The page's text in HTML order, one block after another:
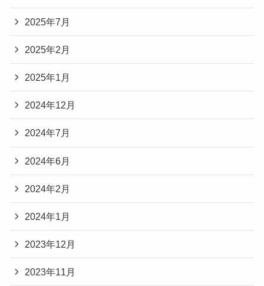
2025年7月
2025年2月
2025年1月
2024年12月
2024年7月
2024年6月
2024年2月
2024年1月
2023年12月
2023年11月